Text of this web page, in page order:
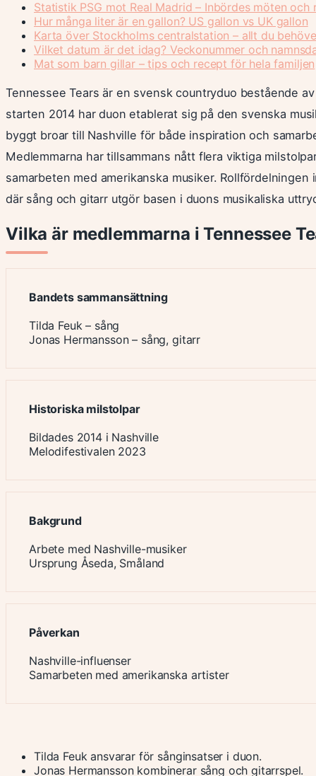
Statistik PSG mot Real Madrid – Inbördes möten och
Hur många liter är en gallon? US gallon vs UK gallon
Karta över Stockholms centralstation – allt du
Vilket datum är det idag? Veckonummer och
Mat som barn gillar – tips och recept för hela familjen
Tennessee Tears är en svensk countryduo bestående
starten 2014 har duon etablerat sig på den svenska
byggt broar till Nashville för både inspiration och
Medlemmarna har tillsammans nått flera viktiga
samarbeten med amerikanska musiker.
där sång och gitarr utgör basen i duons musikaliska
Vilka är medlemmarna i Tennessee
Bandets sammansättning
Tilda Feuk – sång
Jonas Hermansson – sång, gitarr
Historiska milstolpar
Bildades 2014 i Nashville
Melodifestivalen 2023
Bakgrund
Arbete med Nashville-musiker
Ursprung Åseda, Småland
Påverkan
Nashville-influenser
Samarbeten med amerikanska artister
Tilda Feuk ansvarar för sånginsatser i duon.
Jonas Hermansson kombinerar sång och gitarrspel.